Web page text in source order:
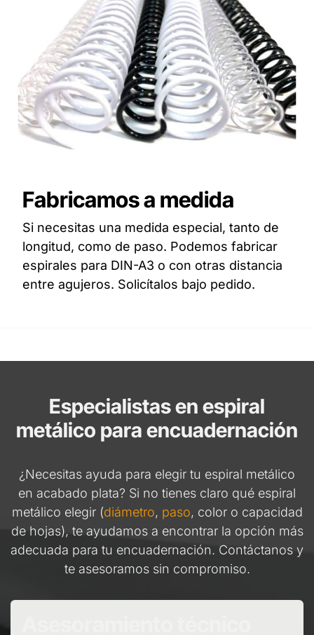
Fabricamos a medida
Si necesitas una medida especial, tanto de
longitud, como de paso. Podemos fabricar
espirales para DIN-A3 o con otras distancia
entre agujeros. Solicítalos bajo pedido.
Especialistas en espiral
metálico para encuadernación
¿Necesitas ayuda para elegir tu espiral metálico
en acabado plata? Si no tienes claro qué espiral
metálico elegir (diámetro, paso, color o capacidad
de hojas), te ayudamos a encontrar la opción más
adecuada para tu encuadernación. Contáctanos y
te asesoramos sin compromiso.